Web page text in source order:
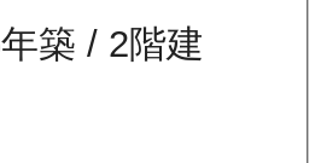
築 / 2階建